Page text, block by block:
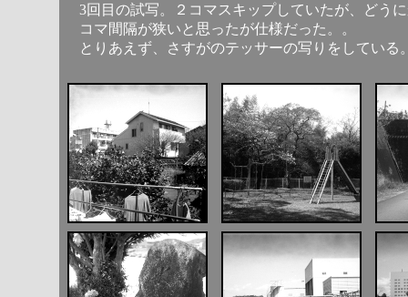
3回目の試写。２コマスキップしていたが、どう
コマ間隔が狭いと思ったが仕様だった。。
とりあえず、さすがのテッサーの写りをしている